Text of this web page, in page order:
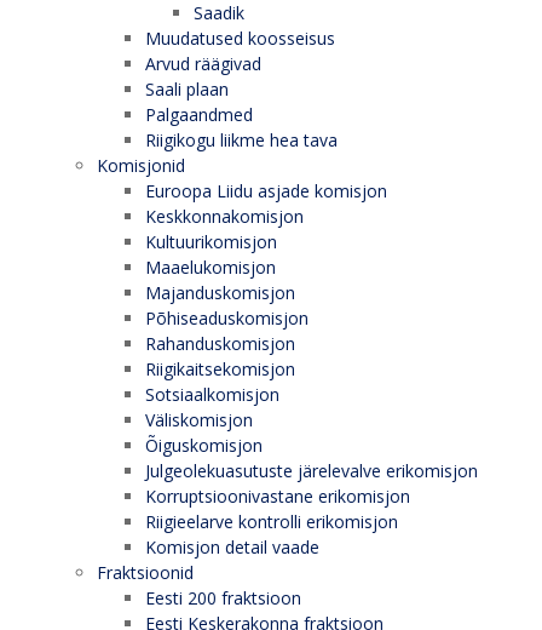
Saadik
Muudatused koosseisus
Arvud räägivad
Saali plaan
Palgaandmed
Riigikogu liikme hea tava
Komisjonid
Euroopa Liidu asjade komisjon
Keskkonnakomisjon
Kultuurikomisjon
Maaelukomisjon
Majanduskomisjon
Põhiseaduskomisjon
Rahanduskomisjon
Riigikaitsekomisjon
Sotsiaalkomisjon
Väliskomisjon
Õiguskomisjon
Julgeolekuasutuste järelevalve erikomisjon
Korruptsioonivastane erikomisjon
Riigieelarve kontrolli erikomisjon
Komisjon detail vaade
Fraktsioonid
Eesti 200 fraktsioon
Eesti Keskerakonna fraktsioon